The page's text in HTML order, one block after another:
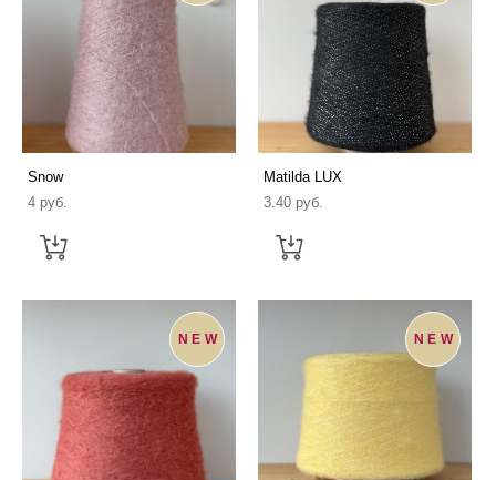
Snow
4 pуб.
Matilda LUX
3.40 pуб.
NEW NEW